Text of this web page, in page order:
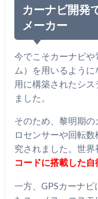
カーナビ開発
メーカー
今でこそカーナビや
ム）を用いるよう
用に構築されたシ
ました。
そのため、黎明期の
ロセンサーや回転
究されました。世界
コードに搭載した自
一方、GPSカーナビ